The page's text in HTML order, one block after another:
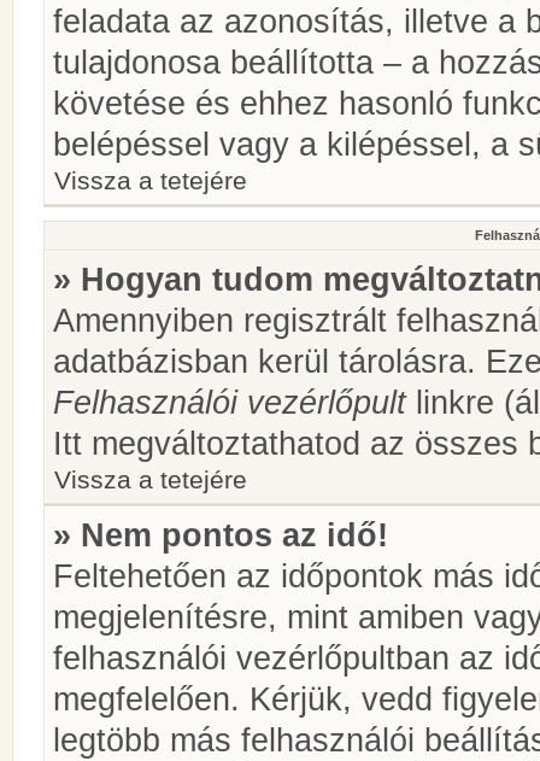
feladata az azonosítás, illetve a
tulajdonosa beállította – a
követése és ehhez hasonló
belépéssel vagy a kilépéssel, a
Vissza a tetejére
» Hogyan tudom
Amennyiben regisztrált
adatbázisban kerül tárolásra.
Felhasználói vezérlőpultlinkre
Itt megváltoztathatod az összes
Vissza a tetejére
» Nem pontos az idő!
Feltehetően az időpontok más
megjelenítésre, mint amiben
felhasználói vezérlőpultban az
megfelelően. Kérjük, vedd
legtöbb más felhasználói